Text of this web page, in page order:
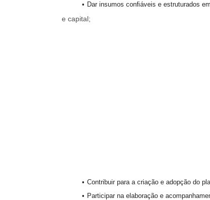
Dar insumos conﬁáveis e estruturados
e capital;
Contribuir para a criação e adopção do
Participar na elaboração e